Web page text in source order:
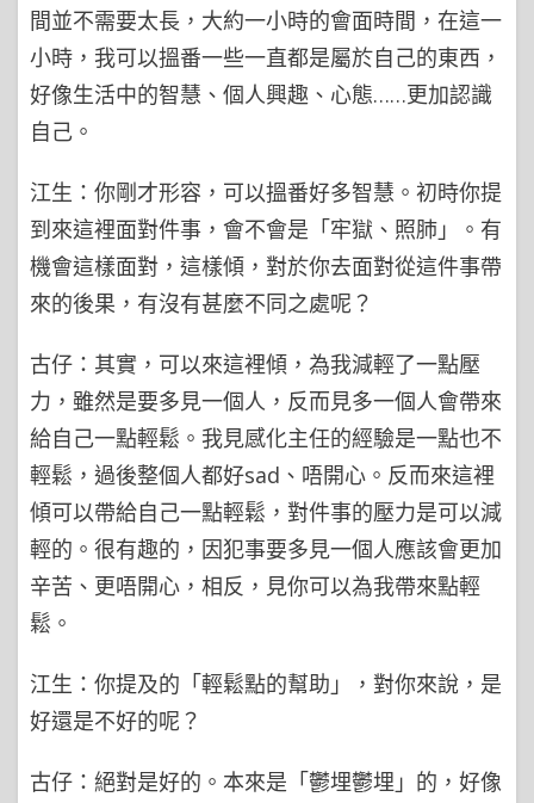
間並不需要太長，大約一小時的會面時間，在這一
小時，我可以搵番一些一直都是屬於自己的東西，
好像生活中的智慧、個人興趣、心態……更加認識
自己。
江生：你剛才形容，可以搵番好多智慧。初時你提
到來這裡面對件事，會不會是「牢獄、照肺」。有
機會這樣面對，這樣傾，對於你去面對從這件事帶
來的後果，有沒有甚麼不同之處呢？
古仔：其實，可以來這裡傾，為我減輕了一點壓
力，雖然是要多見一個人，反而見多一個人會帶來
給自己一點輕鬆。我見感化主任的經驗是一點也不
輕鬆，過後整個人都好sad、唔開心。反而來這裡
傾可以帶給自己一點輕鬆，對件事的壓力是可以減
輕的。很有趣的，因犯事要多見一個人應該會更加
辛苦、更唔開心，相反，見你可以為我帶來點輕
鬆。
江生：你提及的「輕鬆點的幫助」，對你來說，是
好還是不好的呢？
古仔：絕對是好的。本來是「鬱埋鬱埋」的，好像